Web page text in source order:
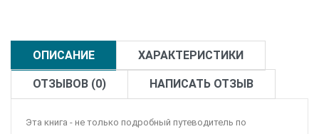
ОПИСАНИЕ ХАРАКТЕРИСТИКИ
ОТЗЫВОВ (0) НАПИСАТЬ ОТЗЫВ
Эта книга - не только подробный путеводитель по